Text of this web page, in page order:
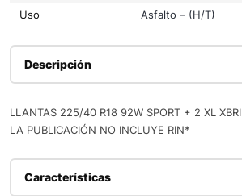
Uso
Asfalto – (H/T)
Descripción
LLANTAS 225/40 R18 92W SPORT + 2 XL XBRI
LA PUBLICACIÓN NO INCLUYE RIN*
Características